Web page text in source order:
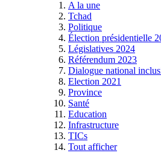
A la une
Tchad
Politique
Élection présidentielle
Législatives 2024
Référendum 2023
Dialogue national
Election 2021
Province
Santé
Education
Infrastructure
TICs
Tout afficher